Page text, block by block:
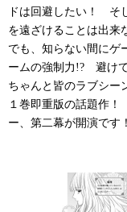
ドは回避したい！ そ
を遠ざけることは出来
でも、知らない間に
ームの強制力!? 避け
ちゃんと皆のラブシー
１巻即重版の話題作
ー、第二幕が開演です！